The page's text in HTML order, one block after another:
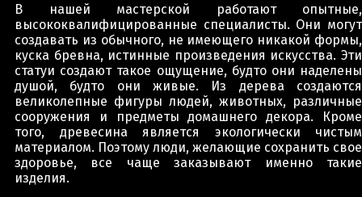
В нашей мастерской работают опытные,
высококвалифицированные специалисты. Они могут
создавать из обычного, не имеющего никакой формы,
куска бревна, истинные произведения искусства. Эти
статуи создают такое ощущение, будто они наделены
душой, будто они живые. Из дерева создаются
великолепные фигуры людей, животных, различные
сооружения и предметы домашнего декора. Кроме
того, древесина является экологически чистым
материалом. Поэтому люди, желающие сохранить свое
здоровье, все чаще заказывают именно такие
изделия.